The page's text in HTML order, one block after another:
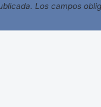
Los campos